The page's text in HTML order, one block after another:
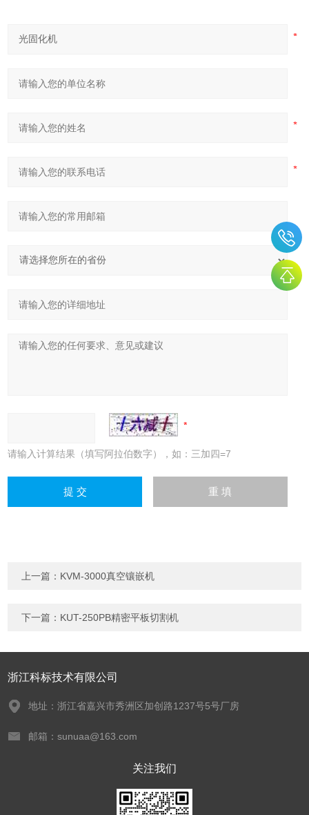
请输入计算结果（填写阿拉伯数字），如：三加四=7
上一篇： KVM-3000真空镶嵌机
下一篇： KUT-250PB精密平板切割机
浙江科标技术有限公司
地址：浙江省嘉兴市秀洲区加创路1237号5号厂房
邮箱：sunuaa@163.com
关注我们